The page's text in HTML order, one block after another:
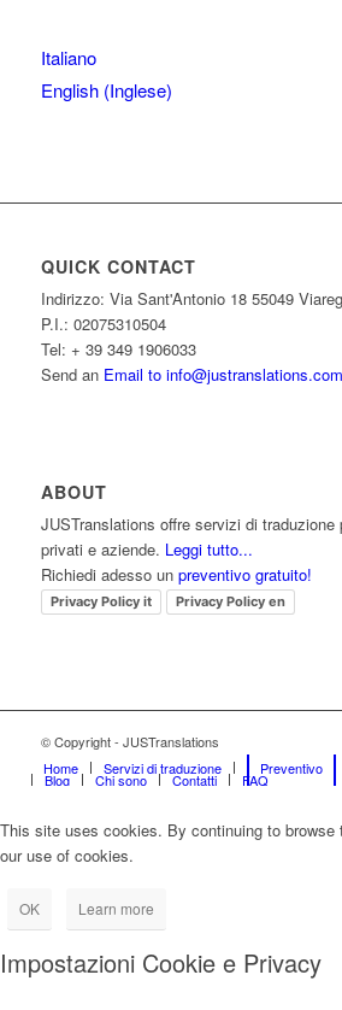
Italiano
English(Inglese)
QUICK CONTACT
Indirizzo: Via Sant'Antonio 18 55049
P.I.: 02075310504
Tel: + 39 349 1906033
Send an Email to info@justranslations.com
ABOUT
JUSTranslations offre servizi di traduzione
privati e aziende. Leggi tutto...
Richiedi adesso un preventivo gratuito!
Privacy Policy it Privacy Policy en
© Copyright - JUSTranslations
Home
Servizi di traduzione Preventivo
Blog Chi sono Contatti FAQ
This site uses cookies. By continuing to browse
our use of cookies.
OK Learn more
Impostazioni Cookie e Privacy